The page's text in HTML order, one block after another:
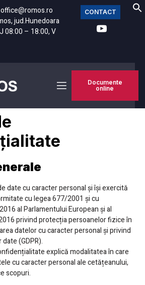
office@romos.ro
jud.Hunedoara
08:00 – 18:00, V
CONTACT
Documente
online
date cu caracter personal și își exercită
cu legea 677/2001 și cu
al Parlamentului European și al
privind protecția persoanelor fizice în
datelor cu caracter personal și privind
(GDPR).
explică modalitatea în care
cu caracter personal ale cetățeanului,
scopuri.